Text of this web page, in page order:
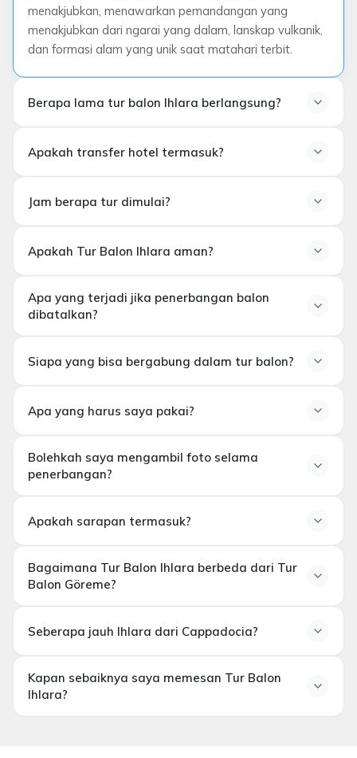
menakjubkan, menawarkan pemandangan yang
menakjubkan dari ngarai yang dalam, lanskap vulkanik,
dan formasi alam yang unik saat matahari terbit.
Berapa lama tur balon Ihlara berlangsung?
Apakah transfer hotel termasuk?
penjemputan dan pengantaran hotel
Jam berapa tur dimulai?
Waktu penjemputan yang tepat akan dikonfirmasi satu
matahari terbit dan kondisi cuaca.
Apakah Tur Balon Ihlara aman?
berlisensi dan berpengalaman, menggunakan balon
modern dan mengikuti aturan keselamatan
Apa yang terjadi jika penerbangan balon
dibatalkan?
Siapa yang bisa bergabung dalam tur balon?
tidak disarankan untuk
Anak-anak di bawah 6 tahun
Tamu dengan kondisi jantung serius atau masalah
Apa yang harus saya pakai?
Bolehkah saya mengambil foto selama
penerbangan?
Apakah sarapan termasuk?
Bagaimana Tur Balon Ihlara berbeda dari Tur
Balon Göreme?
Seberapa jauh Ihlara dari Cappadocia?
Kapan sebaiknya saya memesan Tur Balon
Ihlara?